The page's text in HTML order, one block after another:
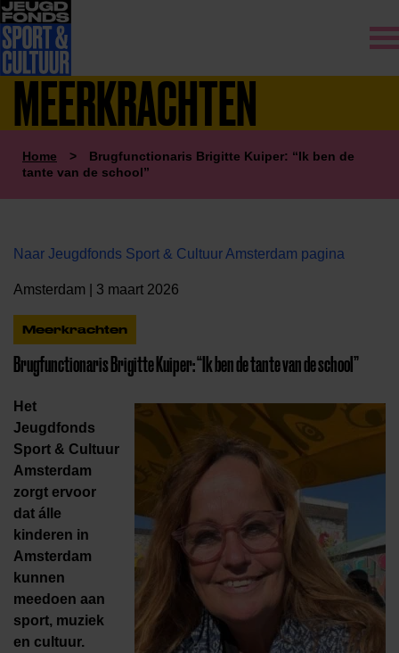
MEERKRACHTEN
Home >
Brugfunctionaris Brigitte Kuiper: “Ik ben de
tante van de school”
Naar Jeugdfonds Sport & Cultuur Amsterdam pagina
Amsterdam | 3 maart 2026
Meerkrachten
Brugfunctionaris Brigitte Kuiper: “Ik ben de tante van de school”
Het
Jeugdfonds
Sport & Cultuur
Amsterdam
zorgt ervoor
dat álle
kinderen in
Amsterdam
kunnen
meedoen aan
sport, muziek
en cultuur.